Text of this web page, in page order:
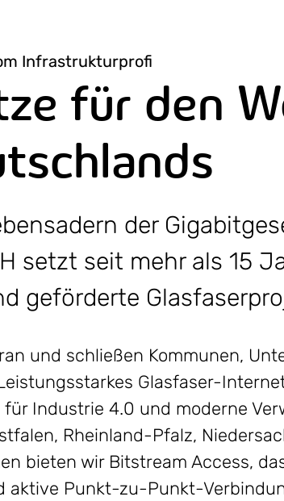
Infrastrukturprofi
für den
der
setzt seit mehr als 15
geförderte
und schließen Kommunen,
Glasfaser-
Industrie 4.0 und moderne
Rheinland-Pfalz,
bieten wir Bitstream Access,
aktive Punkt-zu-Punkt-